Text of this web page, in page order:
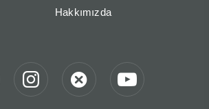
Hakkımızda